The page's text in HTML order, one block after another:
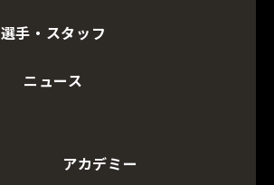
選手・スタッフ
ニュース
アカデミー